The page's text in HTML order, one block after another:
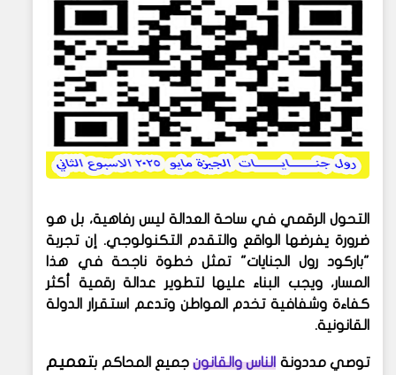
التحول الرقمي في ساحة العدالة ليس رفاهية، بل هو
ضرورة يفرضها الواقع والتقدم التكنولوجي. إن تجربة
"باركود رول الجنايات" تمثل خطوة ناجحة في هذا
المسار، ويجب البناء عليها لتطوير عدالة رقمية أكثر
كفاءة وشفافية تخدم المواطن وتدعم استقرار الدولة
القانونية.
توصي مددونة الناس والقانونجميع المحاكم بتعميم